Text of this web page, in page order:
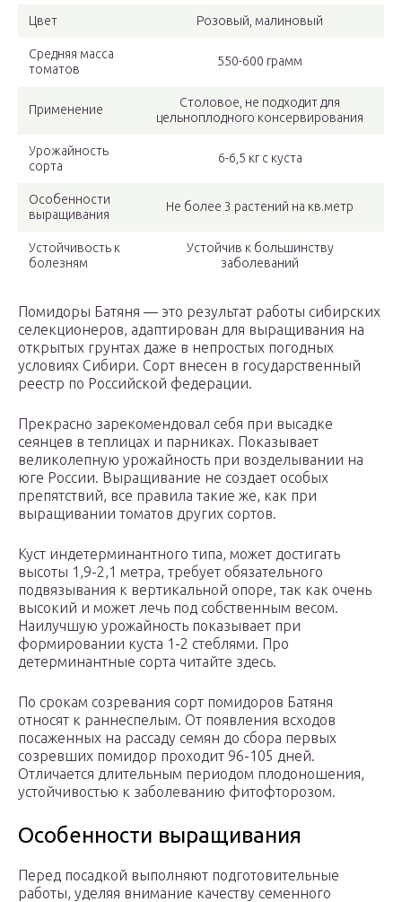
Цвет Розовый, малиновый
Средняя масса
томатов
550-600 грамм
Применение
Столовое, не подходит для
цельноплодного консервирования
Урожайность
сорта
6-6,5 кг с куста
Особенности
выращивания
Не более 3 растений на кв.метр
Устойчивость к
болезням
Устойчив к большинству
заболеваний
Помидоры Батяня — это результат работы сибирских
селекционеров, адаптирован для выращивания на
открытых грунтах даже в непростых погодных
условиях Сибири. Сорт внесен в государственный
реестр по Российской федерации.
Прекрасно зарекомендовал себя при высадке
сеянцев в теплицах и парниках. Показывает
великолепную урожайность при возделывании на
юге России. Выращивание не создает особых
препятствий, все правила такие же, как при
выращивании томатов других сортов.
Куст индетерминантного типа, может достигать
высоты 1,9-2,1 метра, требует обязательного
подвязывания к вертикальной опоре, так как очень
высокий и может лечь под собственным весом.
Наилучшую урожайность показывает при
формировании куста 1-2 стеблями. Про
детерминантные сорта читайте здесь.
По срокам созревания сорт помидоров Батяня
относят к раннеспелым. От появления всходов
посаженных на рассаду семян до сбора первых
созревших помидор проходит 96-105 дней.
Отличается длительным периодом плодоношения,
устойчивостью к заболеванию фитофторозом.
Особенности выращивания
Перед посадкой выполняют подготовительные
работы, уделяя внимание качеству семенного